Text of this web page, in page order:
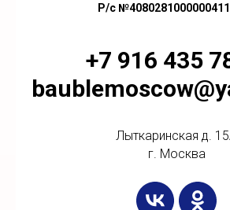
Р/с
+7 916 435
Лыткаринская д.
г. Москва